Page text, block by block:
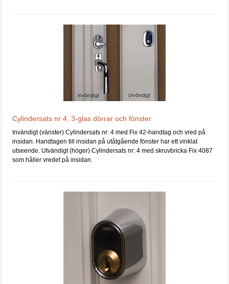
Cylindersats nr 4, 3-glas dörrar och fönster
Invändigt (vänster) Cylindersats nr: 4 med Fix 42-handtag och vred på
insidan. Handtagen till insidan på utåtgående fönster har ett vinklat
utseende. Utvändigt (höger) Cylindersats nr: 4 med skruvbricka Fix 4087
som håller vredet på insidan.